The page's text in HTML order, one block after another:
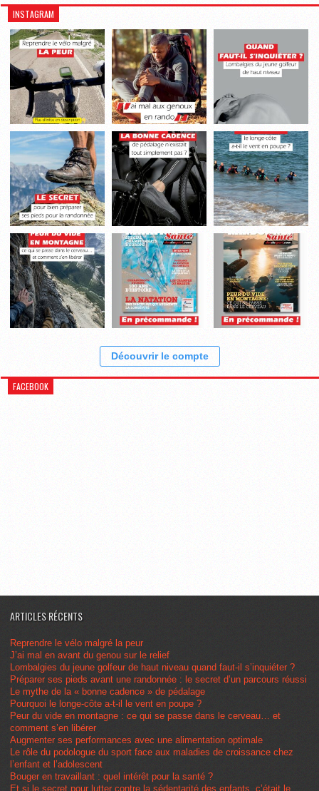
INSTAGRAM
Découvrir le compte
FACEBOOK
ARTICLES RÉCENTS
Reprendre le vélo malgré la peur
J’ai mal en avant du genou sur le relief
Lombalgies du jeune golfeur de haut niveau quand faut-il s’inquiéter ?
Préparer ses pieds avant une randonnée : le secret d’un parcours réussi
Le mythe de la « bonne cadence » de pédalage
Pourquoi le longe-côte a-t-il le vent en poupe ?
Peur du vide en montagne : ce qui se passe dans le cerveau… et
comment s’en libérer
Augmenter ses performances avec une alimentation optimale
Le rôle du podologue du sport face aux maladies de croissance chez
l’enfant et l’adolescent
Bouger en travaillant : quel intérêt pour la santé ?
Et si le secret pour lutter contre la sédentarité des enfants, c’était le